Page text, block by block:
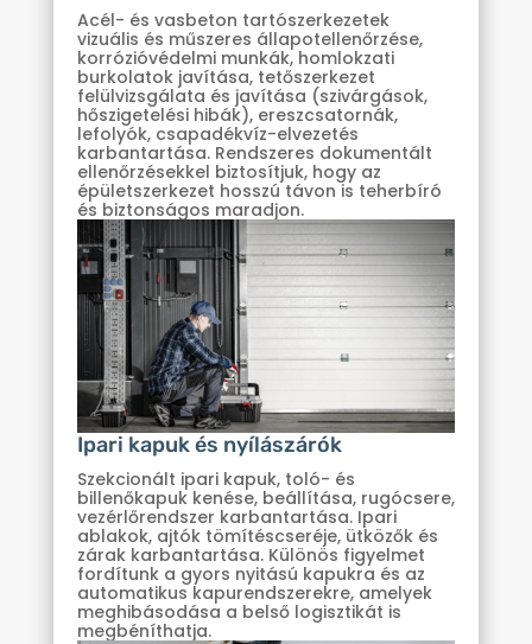
Acél- és vasbeton tartószerkezetek
vizuális és műszeres állapotellenőrzése,
korrózióvédelmi munkák, homlokzati
burkolatok javítása, tetőszerkezet
felülvizsgálata és javítása (szivárgások,
hőszigetelési hibák), ereszcsatornák,
lefolyók, csapadékvíz-elvezetés
karbantartása. Rendszeres dokumentált
ellenőrzésekkel biztosítjuk, hogy az
épületszerkezet hosszú távon is teherbíró
és biztonságos maradjon.
Ipari kapuk és nyílászárók
Szekcionált ipari kapuk, toló- és
billenőkapuk kenése, beállítása, rugócsere,
vezérlőrendszer karbantartása. Ipari
ablakok, ajtók tömítéscseréje, ütközők és
zárak karbantartása. Különös figyelmet
fordítunk a gyors nyitású kapukra és az
automatikus kapurendszerekre, amelyek
meghibásodása a belső logisztikát is
megbéníthatja.